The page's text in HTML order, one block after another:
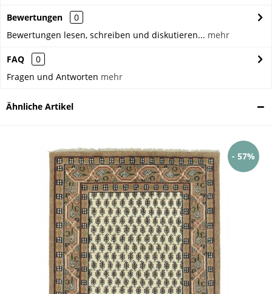
Bewertungen
0
Bewertungen lesen, schreiben und diskutieren... mehr
FAQ
0
Fragen und Antworten mehr
Ähnliche Artikel
- 57%